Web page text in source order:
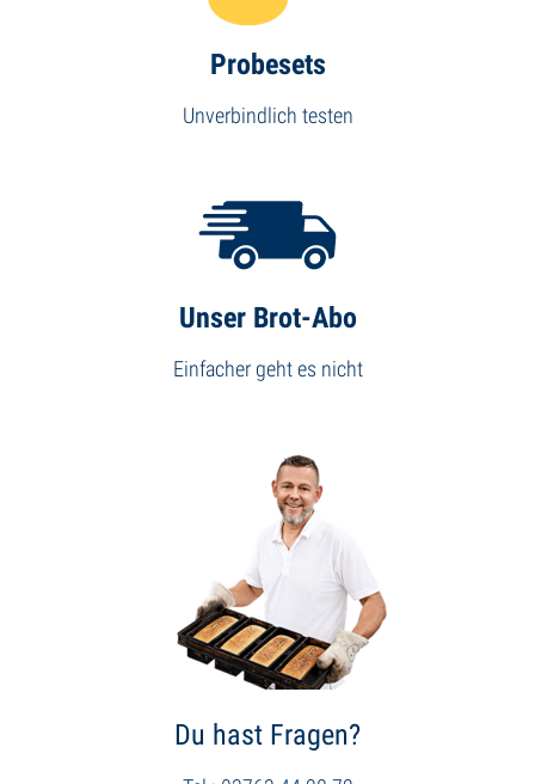
Probesets
Unverbindlich testen
Unser Brot-Abo
Einfacher geht es nicht
Du hast Fragen?